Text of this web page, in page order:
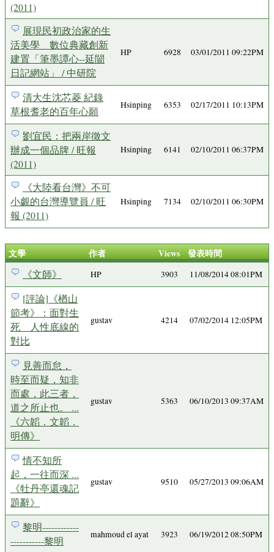
(2011)
展現民初政治家的生
活美學 數位典藏創新
建置「筆墨譚心--延闓
日記網站」 / 中研院
HP 6928 03/01/2011 09:22PM
清大生沈芯菱 紀錄
草根耆老的百年心願
Hsinping 6353 02/17/2011 10:13PM
劉宜民：把兩岸徵文
辦成一個品牌 / 旺報
(2011)
Hsinping 6141 02/10/2011 06:37PM
《大陸看台灣》不可
小覷的台灣導覽員 / 旺
報 (2011)
Hsinping 7134 02/10/2011 06:30PM
文學 作者 Views 發表時間
《文師》 HP 3903 11/08/2014 08:01PM
[評論]《楢山
節考》：面對生
死 人性底線的
對比
gustav 4214 07/02/2014 12:05PM
見善而怠，
時至而疑，知非
而處，此三者，
道之所止也。 ...
《六韜．文韜．
明傳》
gustav 5363 06/10/2013 09:37AM
情不知所
起，一往而深 ...
《牡丹亭還魂記
題辭》
gustav 9510 05/27/2013 09:06AM
黎明------------
-----------黎明
mahmoud el ayat 3923 06/19/2012 08:50PM